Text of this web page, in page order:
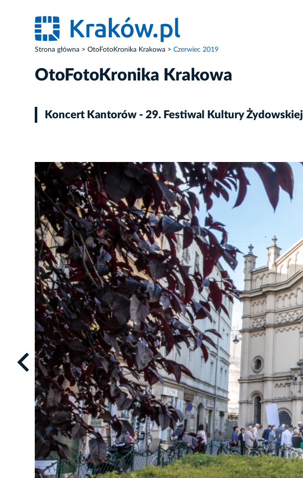
Strona główna OtoFotoKronika Krakowa Czerwiec 2019
OtoFotoKronika Krakowa
Koncert Kantorów - 29. Festiwal Kultury Żydowskiej